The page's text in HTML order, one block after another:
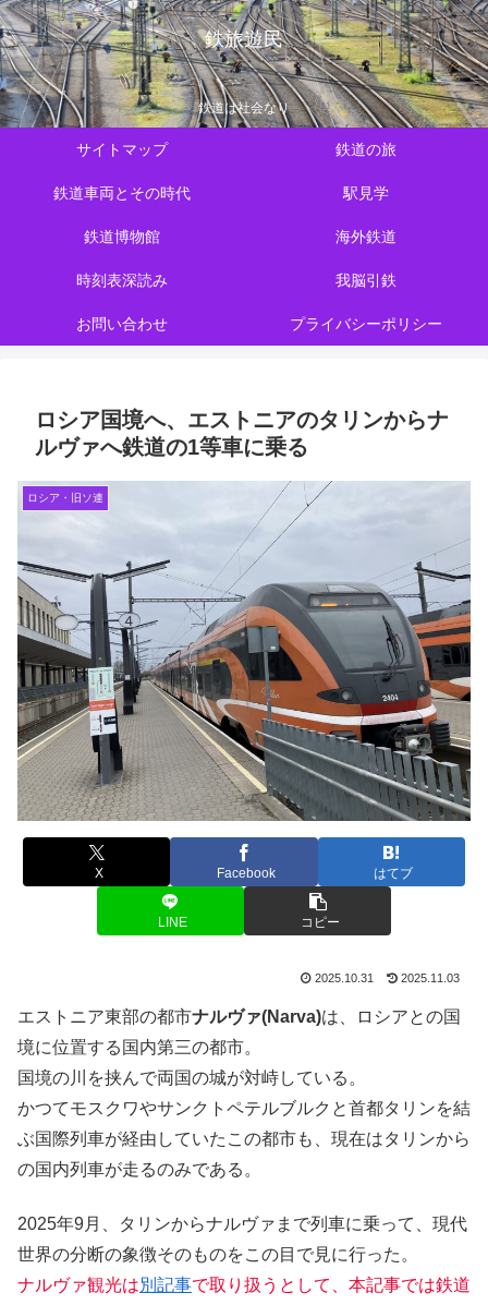
鉄旅遊民
鉄道は社会なり
サイトマップ 鉄道の旅
鉄道車両とその時代 駅見学
鉄道博物館 海外鉄道
時刻表深読み 我脳引鉄
お問い合わせ プライバシーポリシー
ロシア国境へ、エストニアのタリンからナ
ルヴァへ鉄道の1等車に乗る
ロシア・旧ソ連
X Facebook はてブ
LINE コピー
2025.10.31 2025.11.03
エストニア東部の都市ナルヴァ(Narva)は、ロシアとの国
境に位置する国内第三の都市。
国境の川を挟んで両国の城が対峙している。
かつてモスクワやサンクトペテルブルクと首都タリンを結
ぶ国際列車が経由していたこの都市も、現在はタリンから
の国内列車が走るのみである。
2025年9月、タリンからナルヴァまで列車に乗って、現代
世界の分断の象徴そのものをこの目で見に行った。
ナルヴァ観光は別記事で取り扱うとして、本記事では鉄道